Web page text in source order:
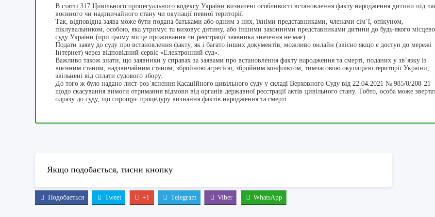
В статті 317 Цивільного процесуального кодексу України визначені особливості встановлення факту народження дитини під
воєнного чи надзвичайного стану чи окупації певної території.
Так, відповідна заява може бути подана батьками або одним з них, їхніми представниками, членами сім’ї, опікуном,
піклувальником, особою, яка утримує та виховує дитину, або іншими законними представниками дитини до будь-якого
суду України (при цьому місце проживання чи реєстрації заявника значення не має).
Подати заяву до суду про встановлення факту, як і багато інших документів, можливо онлайн (звісно якщо є доступ до мережі
Інтернет) через відповідний сервіс «Електронний суд».
Важливо також знати, що заявники у справах за заявами про встановлення факту народження та смерті, поданих у зв’язку із
воєнним станом, надзвичайним станом, збройною агресією, збройним конфліктом, тимчасовою окупацією території України,
звільнені від сплати судового збору.
До того ж було надано лист-роз’яснення Касаційного цивільного суду у складі Верховного Суду від 22.04.2021 № 985/0/208-21
щодо скасування вимоги отримання відмови від органів державної реєстрації актів цивільного стану. Тобто, особа може
одразу до суду, що спрощує процедуру визнання фактів народження та смерті.
Якщо подобається, тисни кнопку
Подобаеться Tweet +1 Telegram Viber WhatsApp